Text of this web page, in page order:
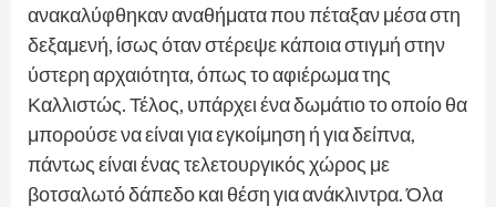
ανακαλύφθηκαν αναθήματα που πέταξαν μέσα στη
δεξαμενή, ίσως όταν στέρεψε κάποια στιγμή στην
ύστερη αρχαιότητα, όπως το αφιέρωμα της
Καλλιστώς. Τέλος, υπάρχει ένα δωμάτιο το οποίο θα
μπορούσε να είναι για εγκοίμηση ή για δείπνα,
πάντως είναι ένας τελετουργικός χώρος με
βοτσαλωτό δάπεδο και θέση για ανάκλιντρα. Όλα